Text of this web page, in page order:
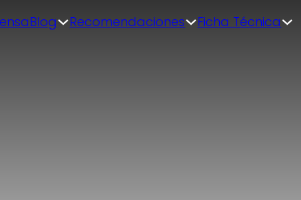
Blog Recomendaciones
Ficha Técnica